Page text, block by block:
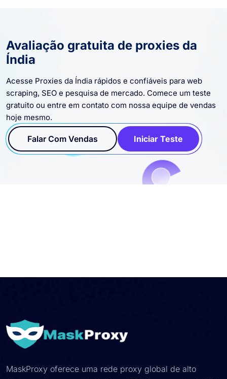
Avaliação gratuita de proxies da
Índia
Acesse Proxies da Índia rápidos e confiáveis ​​para web
scraping, SEO e pesquisa de mercado. Comece um teste
gratuito ou entre em contato com nossa equipe de vendas
hoje mesmo.
Falar Com Vendas Iniciar Teste
MaskProxy oferece uma rede proxy global de alto